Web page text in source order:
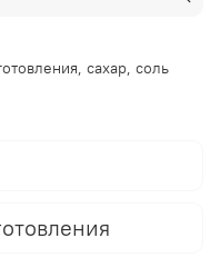
сахар, соль